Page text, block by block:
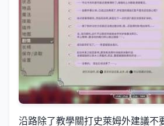
沿路除了教學關打史萊姆外建議不